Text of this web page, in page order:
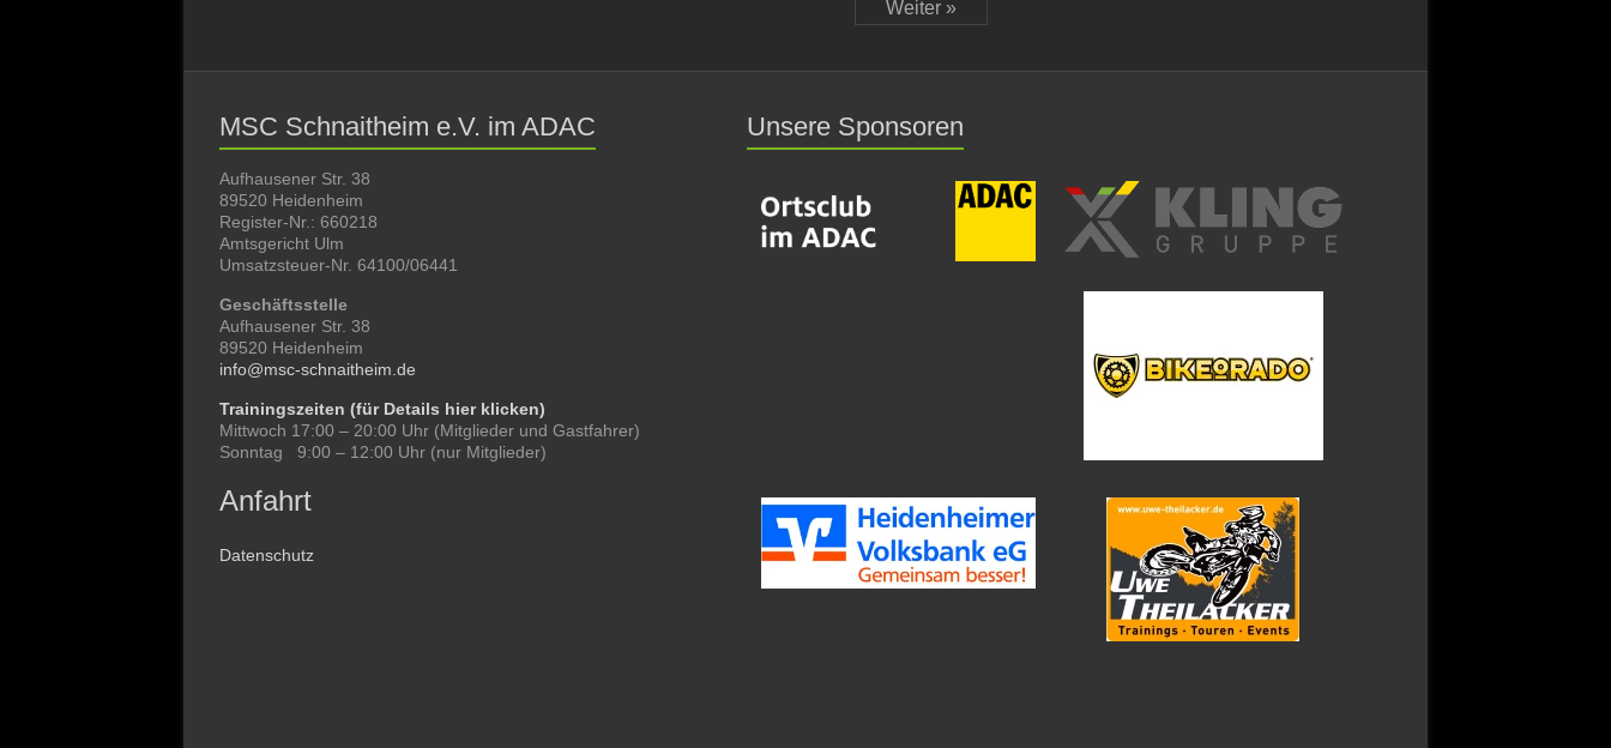
Weiter »
MSC Schnaitheim e.V. im ADAC
Aufhausener Str. 38
89520 Heidenheim
Register-Nr.: 660218
Amtsgericht Ulm
Umsatzsteuer-Nr. 64100/06441
Geschäftsstelle
Aufhausener Str. 38
89520 Heidenheim
info@msc-schnaitheim.de
Trainingszeiten (für Details hier klicken)
Mittwoch 17:00 – 20:00 Uhr (Mitglieder und Gastfahrer)
Sonntag 9:00 – 12:00 Uhr (nur Mitglieder)
Anfahrt
Datenschutz
Unsere Sponsoren